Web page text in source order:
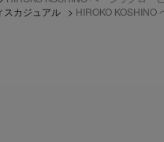
スカジュアル > HIROKO